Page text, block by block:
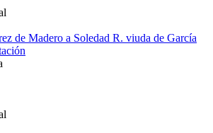
de Madero a Soledad R. viuda de García